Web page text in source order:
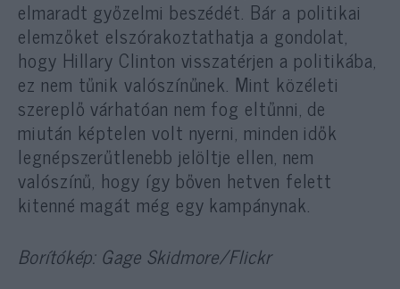
elmaradt győzelmi beszédét. Bár a politikai
elemzőket elszórakoztathatja a gondolat,
hogy Hillary Clinton visszatérjen a politikába,
ez nem tűnik valószínűnek. Mint közéleti
szereplő várhatóan nem fog eltűnni, de
miután képtelen volt nyerni, minden idők
legnépszerűtlenebb jelöltje ellen, nem
valószínű, hogy így bőven hetven felett
kitenné magát még egy kampánynak.
Borítókép: Gage Skidmore/Flickr